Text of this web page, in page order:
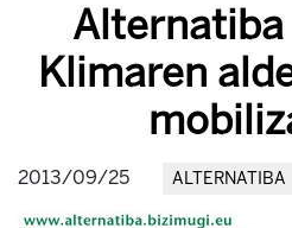
Alternatiba
Klimaren
2013/09/25 ALTERNATIBA